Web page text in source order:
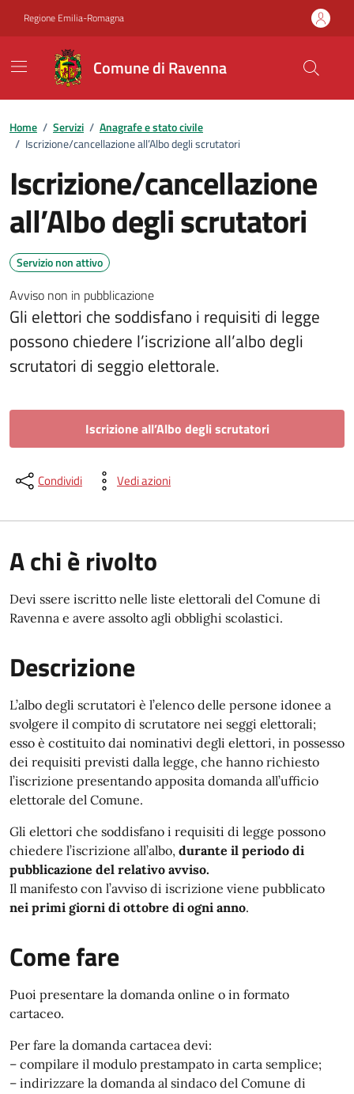
Regione Emilia-Romagna
Comune di Ravenna
Home / Servizi / Anagrafe e stato civile
/ Iscrizione/cancellazione all’Albo degli scrutatori
Iscrizione/cancellazione
all’Albo degli scrutatori
Servizio non attivo
Avviso non in pubblicazione
Gli elettori che soddisfano i requisiti di legge
possono chiedere l’iscrizione all’albo degli
scrutatori di seggio elettorale.
Iscrizione all’Albo degli scrutatori
Condividi Vedi azioni
A chi è rivolto
Devi ssere iscritto nelle liste elettorali del Comune di
Ravenna e avere assolto agli obblighi scolastici.
Descrizione
L’albo degli scrutatori è l’elenco delle persone idonee a
svolgere il compito di scrutatore nei seggi elettorali;
esso è costituito dai nominativi degli elettori, in possesso
dei requisiti previsti dalla legge, che hanno richiesto
l’iscrizione presentando apposita domanda all’ufficio
elettorale del Comune.
Gli elettori che soddisfano i requisiti di legge possono
chiedere l’iscrizione all’albo, durante il periodo di
pubblicazione del relativo avviso.
Il manifesto con l’avviso di iscrizione viene pubblicato
nei primi giorni di ottobre di ogni anno.
Come fare
Puoi presentare la domanda online o in formato
cartaceo.
Per fare la domanda cartacea devi:
– compilare il modulo prestampato in carta semplice;
– indirizzare la domanda al sindaco del Comune di